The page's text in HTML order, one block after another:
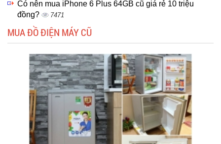
Có nên mua iPhone 6 Plus 64GB cũ giá rẻ 10 triệu
đồng?
7471
MUA ĐỒ ĐIỆN MÁY CŨ